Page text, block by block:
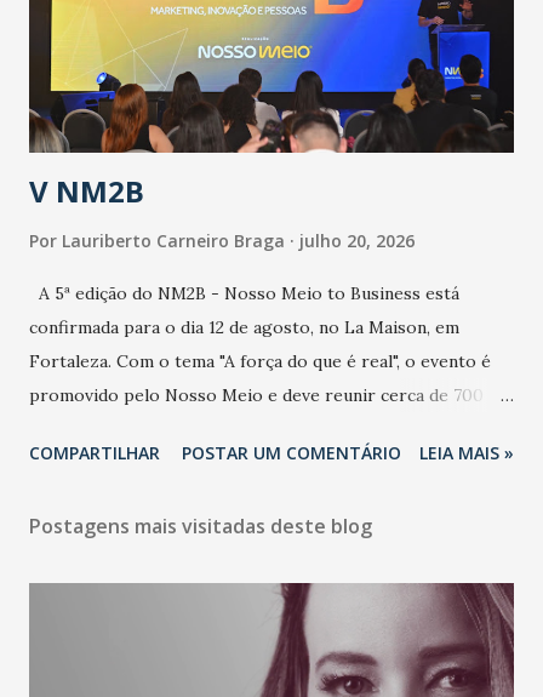
contaminação maior que outros coronavírus”, apontou o
secretário. Segundo ele, é uma epidemia com chance de
contaminação alta, podendo gerar um grande risco à
população e ao sistema de saúde. “Precisamos saber fazer a
estratificação do risco da doença, para não so...
V NM2B
Por Lauriberto Carneiro Braga julho 20, 2026
A 5ª edição do NM2B - Nosso Meio to Business está
confirmada para o dia 12 de agosto, no La Maison, em
Fortaleza. Com o tema "A força do que é real", o evento é
promovido pelo Nosso Meio e deve reunir cerca de 700
e lideranças do Mercado Nacional. Desde 2022, o NM2B
de negócios do Nordeste, reunindo profissionais de marcas
LinkedIn, VISA, Grupo 3corações, TikTok e M. Dias Branco.
A nova edição chega em um momento em que autenticidade
e consistência ganham peso nas conversas sobre marca,
COMPARTILHAR POSTAR UM COMENTÁRIO LEIA MAIS »
Postagens mais visitadas deste blog